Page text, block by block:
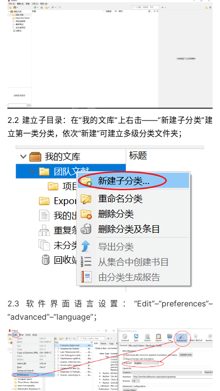
2.2 建立子目录：在“我的文库”上右击——“新建子分类”建
立第一类分类，依次“新建”可建立多级分类文件夹；
2.3 软件界面语言设置：“Edit”–“preferences”–
“advanced”–“language”；